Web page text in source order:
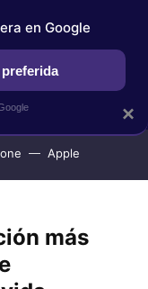
SELECCIÓN
Apple
más
×
en Google